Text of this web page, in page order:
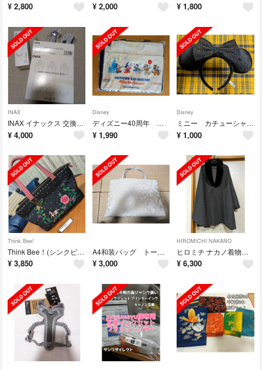
¥ 2,800 ¥ 2,000 ¥ 1,800
INAX
INAX イナックス 交換用浄水カートリッジ 標準JF20-T×2、JF20
¥ 4,000
Disney
ディズニー40周年 スーベニアランチケース グランドフィナーレ
¥ 1,990
Disney
ミニー カチューシャ ディズニー
¥ 1,000
Think Bee!
Think Bee！(シンクビー) シンデレラドリーム ハンドバッグ
¥ 3,850
A4和装バッグ トートバッグ A4トート ジャガード織 ホワイト系
¥ 3,000
HIROMICHI NAKANO
ヒロミチ ナカノ着物用 ポンチョ風ケープ ファー付き コート ダークグレー
¥ 6,300